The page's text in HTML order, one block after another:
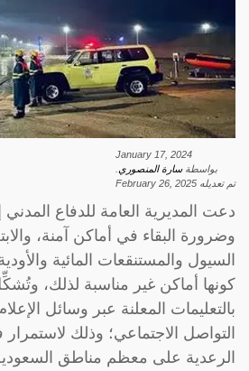
January 17, 2024
بواسطةسارة المنصوري
تم تعديله February 26, 2025
دعت المديرية العامة للدفاع
وضرورة البقاء في أماكن آمنة،
السيول والمستنقعات المائية
كونها أماكن غير مناسبة لذلك،
بالتعليمات المعلنة عبر وسائل
التواصل الاجتماعي؛ وذلك
الرعدية على معظم مناطق